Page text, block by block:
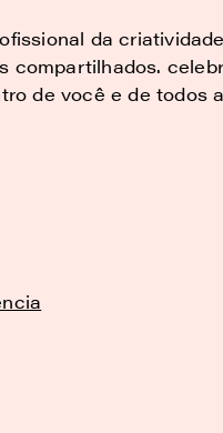
da
compartilhados.
de você e de todos